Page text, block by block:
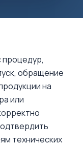
процедур,
обращение
на
или
технических